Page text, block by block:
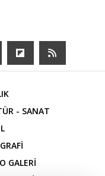
- SANAT
GALERİ